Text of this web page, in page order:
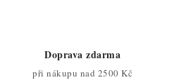
Doprava zdarma
při nákupu nad 2500 Kč